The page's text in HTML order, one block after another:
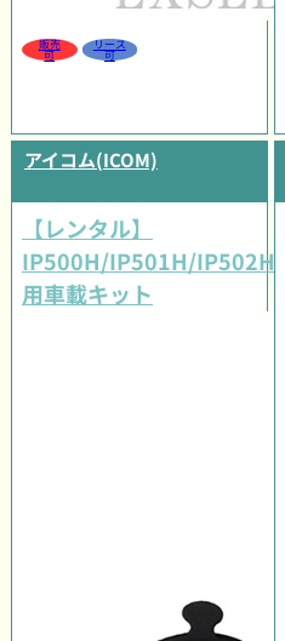
販売
可
リース
可
アイコム(ICOM)
【レンタル】
IP500H/IP501H/IP502H
用車載キット